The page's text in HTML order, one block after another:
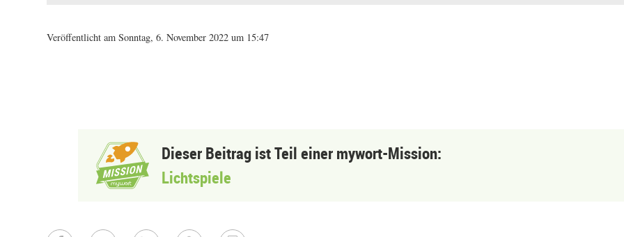
Veröffentlicht am Sonntag, 6. November 2022 um 15:47
Dieser Beitrag ist Teil einer mywort-Mission:
Lichtspiele